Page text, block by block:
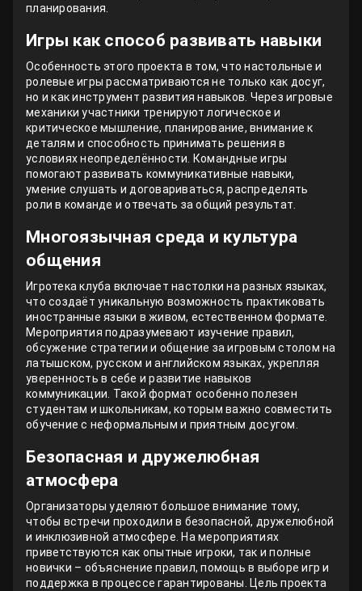
планирования.
Игры как способ развивать навыки
Особенность этого проекта в том, что настольные и
ролевые игры рассматриваются не только как досуг,
но и как инструмент развития навыков. Через игровые
механики участники тренируют логическое и
критическое мышление, планирование, внимание к
деталям и способность принимать решения в
условиях неопределённости. Командные игры
помогают развивать коммуникативные навыки,
умение слушать и договариваться, распределять
роли в команде и отвечать за общий результат.
Многоязычная среда и культура
общения
Игротека клуба включает настолки на разных языках,
что создаёт уникальную возможность практиковать
иностранные языки в живом, естественном формате.
Мероприятия подразумевают изучение правил,
обсужение стратегии и общение за игровым столом на
латышском, русском и английском языках, укрепляя
уверенность в себе и развитие навыков
коммуникации. Такой формат особенно полезен
студентам и школьникам, которым важно совместить
обучение с неформальным и приятным досугом.
Безопасная и дружелюбная
атмосфера
Организаторы уделяют большое внимание тому,
чтобы встречи проходили в безопасной, дружелюбной
и инклюзивной атмосфере. На мероприятиях
приветствуются как опытные игроки, так и полные
новички – объяснение правил, помощь в выборе игр и
поддержка в процессе гарантированы. Цель проекта